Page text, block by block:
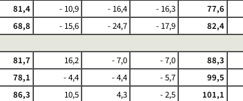
81,4 - 10,9 - 16,4 - 16,3 77,6
68,8 - 15,6 - 24,7 - 17,9 82,4
81,7 16,2 - 7,0 - 7,0 88,3
78,1 - 4,4 - 4,4 - 5,7 99,5
86,3 10,5 4,3 - 2,5 101,1